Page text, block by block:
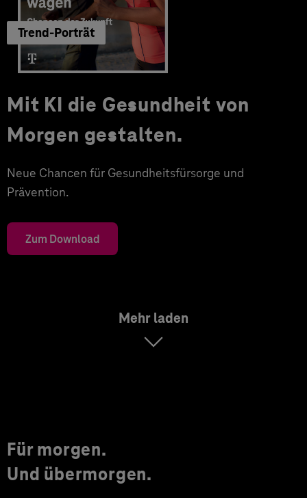
Trend-Porträt
Mit KI die Gesundheit von
Morgen gestalten.
Neue Chancen für Gesundheitsfürsorge und
Prävention.
Zum Download
Mehr laden
Für morgen.
Und übermorgen.